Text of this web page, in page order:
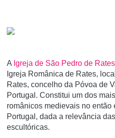
A Igreja de São Pedro de Rates
Igreja Românica de Rates,
Rates, concelho da Póvoa de
Portugal. Constitui um dos
românicos medievais no então
Portugal, dada a relevância
escultóricas.